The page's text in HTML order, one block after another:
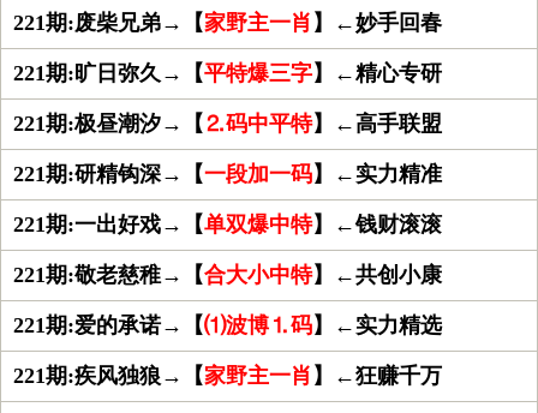
221期:废柴兄弟→【家野主一肖 】←妙手回春
221期:旷日弥久→【平特爆三字】←精心专研
221期:极昼潮汐→【 ⒉码中平特】←高手联盟
221期:研精钩深→【一段加一码】←实力精准
221期:一出好戏→【单双爆中特】←钱财滚滚
221期:敬老慈稚→【合大小中特】←共创小康
221期:爱的承诺→【⑴波博⒈码】←实力精选
221期:疾风独狼→【家野主一肖 】←狂赚千万